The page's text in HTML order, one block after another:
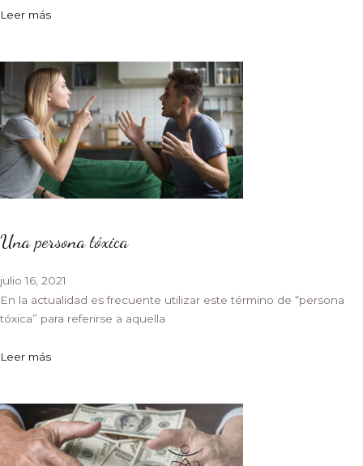
Leer más
Una persona tóxica
julio 16, 2021
En la actualidad es frecuente utilizar este término de “persona
tóxica” para referirse a aquella
Leer más